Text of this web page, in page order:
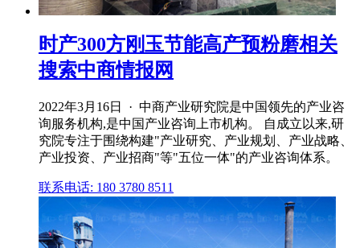
时产300方刚玉节能高产预粉磨相关
搜索中商情报网
2022年3月16日 · 中商产业研究院是中国领先的产业咨
询服务机构,是中国产业咨询上市机构。 自成立以来,研
究院专注于围绕构建"产业研究、产业规划、产业战略、
产业投资、产业招商"等"五位一体"的产业咨询体系。
联系电话: 180 3780 8511